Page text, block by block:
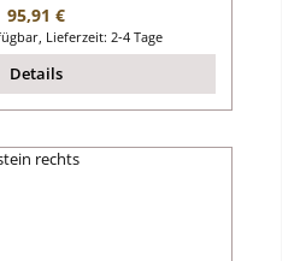
Regulärer Preis:
95,91 €
Lieferzeit: 2-4 Tage
Details